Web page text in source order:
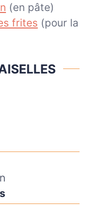
(en pâte)
frites (pour la